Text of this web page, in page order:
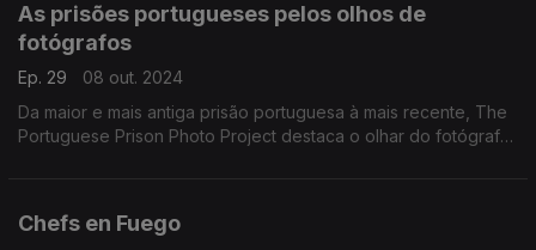
As prisões portugueses pelos olhos de
fotógrafos
Ep. 29
08 out. 2024
Da maior e mais antiga prisão portuguesa à mais recente, The
Portuguese Prison Photo Project destaca o olhar do fotógrafo
Chefs en Fuego